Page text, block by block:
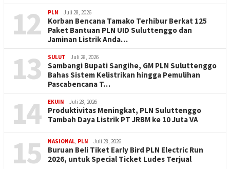
12 PLN Juli 28, 2026
Korban Bencana Tamako Terhibur Berkat 125
Paket Bantuan PLN UID Suluttenggo dan
Jaminan Listrik Anda…
13 SULUT Juli 28, 2026
Sambangi Bupati Sangihe, GM PLN Suluttenggo
Bahas Sistem Kelistrikan hingga Pemulihan
Pascabencana T…
14 EKUIN Juli 28, 2026
Produktivitas Meningkat, PLN Suluttenggo
Tambah Daya Listrik PT JRBM ke 10 Juta VA
15 NASIONAL PLN Juli 28, 2026
Buruan Beli Tiket Early Bird PLN Electric Run
2026, untuk Special Ticket Ludes Terjual